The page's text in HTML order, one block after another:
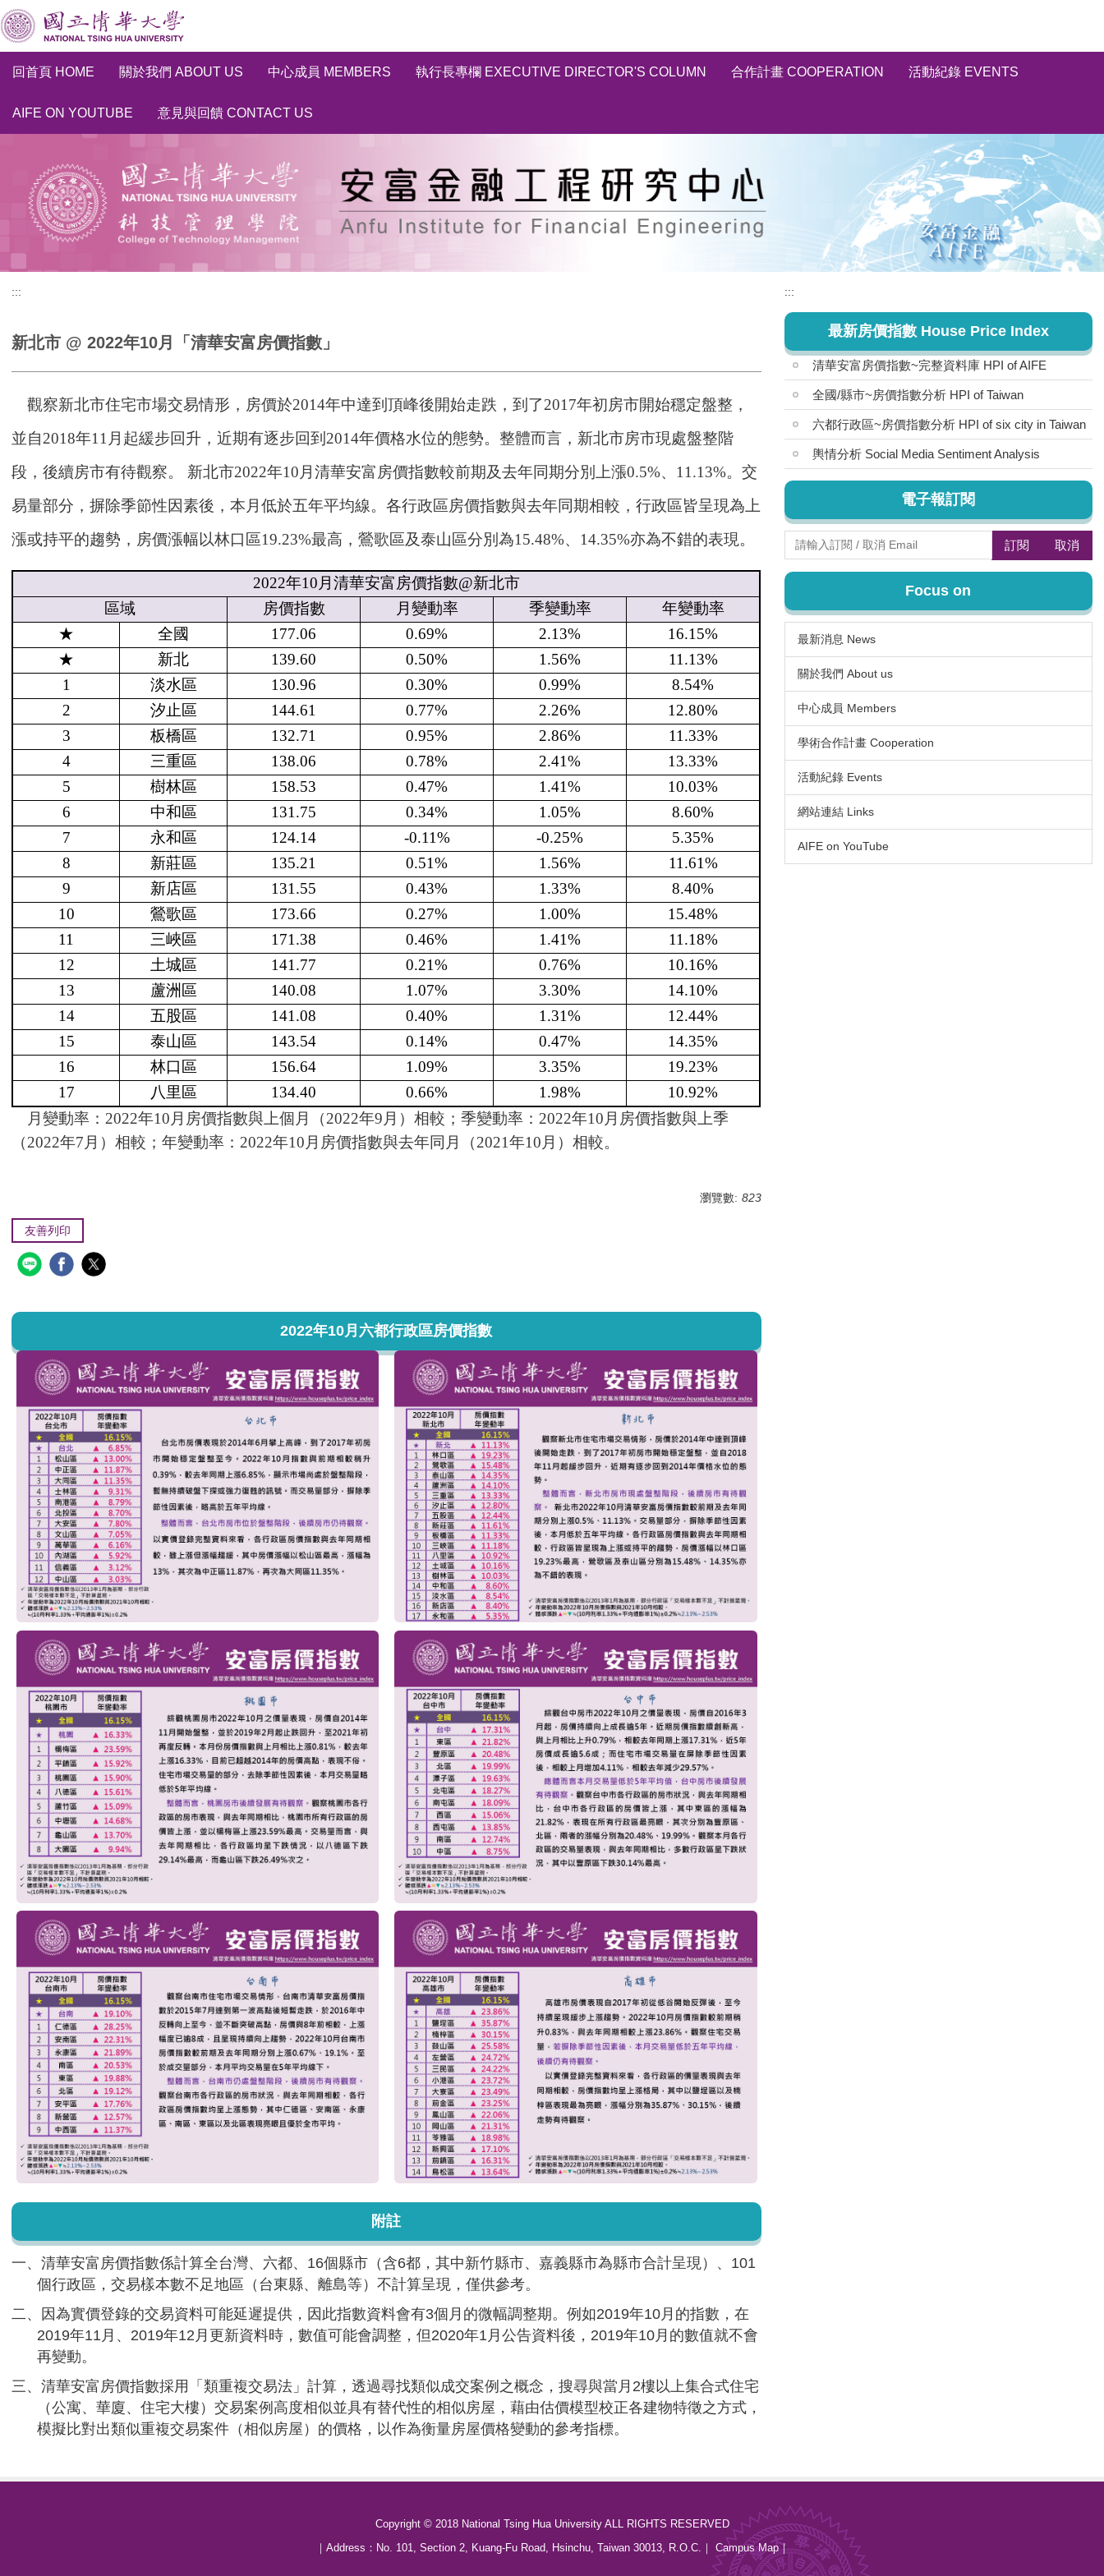
跳
到
主
要
內
區
回首頁 HOME 關於我們 ABOUT US 中心成員 MEMBERS 執行長專欄 EXECUTIVE DIRECTOR'S COLUMN 合作計畫 COOPERATION 活動紀錄 EVENTS
AIFE ON YOUTUBE 意見與回饋 CONTACT US
:::
新北市 @ 2022年10月「清華安富房價指數」
觀察新北市住宅市場交易情形，房價於2014年中達到頂峰後開始走跌，到了2017年初房市開始穩定盤整，
並自2018年11月起緩步回升，近期有逐步回到2014年價格水位的態勢。整體而言，新北市房市現處盤整階
段，後續房市有待觀察。 新北市2022年10月清華安富房價指數較前期及去年同期分別上漲0.5%、11.13%。交
易量部分，摒除季節性因素後，本月低於五年平均線。各行政區房價指數與去年同期相較，行政區皆呈現為上
漲或持平的趨勢，房價漲幅以林口區19.23%最高，鶯歌區及泰山區分別為15.48%、14.35%亦為不錯的表現。
2022年10 月清華安富房價指數@新北市
區域
房價指數 月變動率 季變動率
年變動率
★
全國 177.06 0.69% 2.13%
16.15%
★
新北 139.60 0.50% 1.56%
11.13%
1
淡水區 130.96 0.30% 0.99%
8.54%
2
汐止區 144.61 0.77% 2.26%
12.80%
3
板橋區 132.71 0.95% 2.86%
11.33%
4
三重區 138.06 0.78% 2.41%
13.33%
5
樹林區 158.53 0.47% 1.41%
10.03%
6
中和區 131.75 0.34% 1.05%
8.60%
7
永和區 124.14 -0.11% -0.25%
5.35%
8
新莊區 135.21 0.51% 1.56%
11.61%
9
新店區 131.55 0.43% 1.33%
8.40%
10
鶯歌區 173.66 0.27% 1.00%
15.48%
11
三峽區 171.38 0.46% 1.41%
11.18%
12
土城區 141.77 0.21% 0.76%
10.16%
13
蘆洲區 140.08 1.07% 3.30%
14.10%
14
五股區 141.08 0.40% 1.31%
12.44%
15
泰山區 143.54 0.14% 0.47%
14.35%
16
林口區 156.64 1.09% 3.35%
19.23%
17
八里區 134.40 0.66% 1.98%
10.92%
月變動率：2022年10月房價指數與上個月（2022年9月）相較；季變動率：2022年10月房價指數與上季
（2022年7月）相較；年變動率：2022年10月房價指數與去年同月（2021年10月）相較。
瀏覽數: 823
友善列印
2022年10月六都行政區房價指數
附註
一、清華安富房價指數係計算全台灣、六都、16個縣市（含6都，其中新竹縣市、嘉義縣市為縣市合計呈現）、101
個行政區，交易樣本數不足地區（台東縣、離島等）不計算呈現，僅供參考。
二、因為實價登錄的交易資料可能延遲提供，因此指數資料會有3個月的微幅調整期。例如2019年10月的指數，在
2019年11月、2019年12月更新資料時，數值可能會調整，但2020年1月公告資料後，2019年10月的數值就不會
再變動。
三、清華安富房價指數採用「類重複交易法」計算，透過尋找類似成交案例之概念，搜尋與當月2樓以上集合式住宅
（公寓、華廈、住宅大樓）交易案例高度相似並具有替代性的相似房屋，藉由估價模型校正各建物特徵之方式，
模擬比對出類似重複交易案件（相似房屋）的價格，以作為衡量房屋價格變動的參考指標。
:::
最新房價指數 House Price Index
清華安富房價指數~完整資料庫 HPI of AIFE
全國/縣市~房價指數分析 HPI of Taiwan
六都行政區~房價指數分析 HPI of six city in Taiwan
輿情分析 Social Media Sentiment Analysis
電子報訂閱
訂閱 取消
Focus on
最新消息 News
關於我們 About us
中心成員 Members
學術合作計畫 Cooperation
活動紀錄 Events
網站連結 Links
AIFE on YouTube
Copyright © 2018 National Tsing Hua University ALL RIGHTS RESERVED
｜Address： No. 101, Section 2, Kuang-Fu Road, Hsinchu, Taiwan 30013, R.O.C. ｜ Campus Map｜